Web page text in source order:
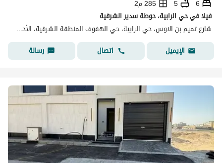
6
5
285 م2
فيلا في حي الرابية، حوطة سدير الشرقية
شارع تميم بن الاوس، حي الرابية، حي الهفوف المنطقة الشرقية، الأحساء
الإيميل
اتصال رسالة